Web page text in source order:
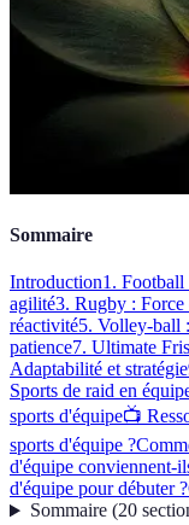
Sommaire
Introduction1. Football
agilité3. Rugby : Force
réactivité5. Volley-ball
patience7. Ultimate
Adaptabilité et stratégie
Sports de raid en
sports d'équipe📺
sports d'équipe ?
d'équipe conviennent-
d'équipe pour débuter ?
Sommaire(20